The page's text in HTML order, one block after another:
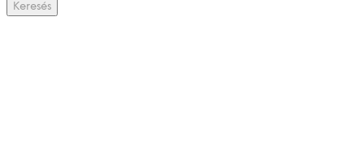
Tartozékok
Keresés